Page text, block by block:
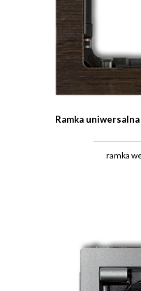
Ramka
ramka